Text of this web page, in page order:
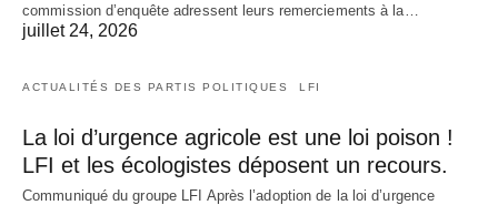
commission d’enquête adressent leurs remerciements à la…
juillet 24, 2026
ACTUALITÉS DES PARTIS POLITIQUES LFI
La loi d’urgence agricole est une loi poison !
LFI et les écologistes déposent un recours.
Communiqué du groupe LFI Après l’adoption de la loi d’urgence